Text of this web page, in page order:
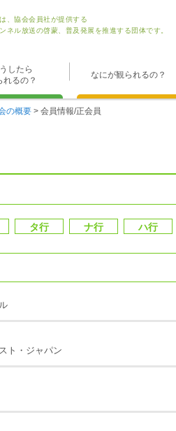
、協会会員社が提供する
ネル放送の啓蒙、普及発展を推進する団体です。
したら
れるの？
なにが観られるの？
の概要 > 会員情報/正会員
タ行 ナ行 ハ行
ト・ジャパン